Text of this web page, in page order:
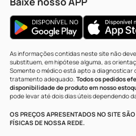
As informações contidas neste site não
substituem, em hipótese alguma, as
Somente o médico está apto a
tratamento adequado. Todos os pedidos
disponibilidade de produto em nosso
pode levar até dois dias úteis dependendo
OS PREÇOS APRESENTADOS NO SITE
FÍSICAS DE NOSSA REDE.